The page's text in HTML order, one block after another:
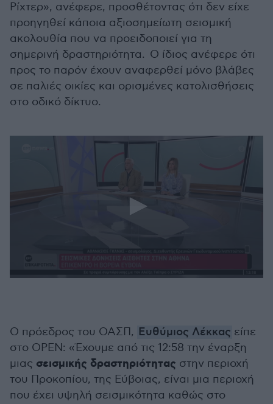
Ρίχτερ», ανέφερε, προσθέτοντας ότι δεν είχε
προηγηθεί κάποια αξιοσημείωτη σεισμική
ακολουθία που να προειδοποιεί για τη
σημερινή δραστηριότητα. Ο ίδιος ανέφερε ότι
προς το παρόν έχουν αναφερθεί μόνο βλάβες
σε παλιές οικίες και ορισμένες κατολισθήσεις
στο οδικό δίκτυο.
57
seconds
Ο πρόεδρος του ΟΑΣΠ, Ευθύμιος Λέκκας είπε
στο ΟΡΕΝ: «Έχουμε από τις 12:58 την έναρξη
μιας σεισμικής δραστηριότητας στην περιοχή
του Προκοπίου, της Εύβοιας, είναι μια περιοχή
που έχει υψηλή σεισμικότητα καθώς στο